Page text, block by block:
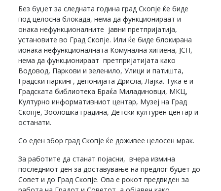
Без буџет за следната година град Скопје ќе биде
под целосна блокада, нема да функционираат и
онака нефункционалните јавни претпријатија,
установите во Град Скопје. Или ќе биде блокирана
ионака нефункционалната Комунална хигиена, ЈСП,
нема да функционираат претпријатијата како
Водовод, Паркови и зеленило, Улици и патишта,
Градски паркинг, депонијата Дрисла, Лајка. Тука е и
Градската библиотека Браќа Миладиновци, МКЦ,
Културно информативниот центар, Музеј на Град
Скопје, Зоолошка градина, Детски културен центар и
останати.
Со еден збор град Скопје ќе доживее целосен мрак.
За работите да станат појасни, вчера измина
последниот ден за доставување на предлог буџет до
Совет и до Град Скопје. Ова е рокот предвиден за